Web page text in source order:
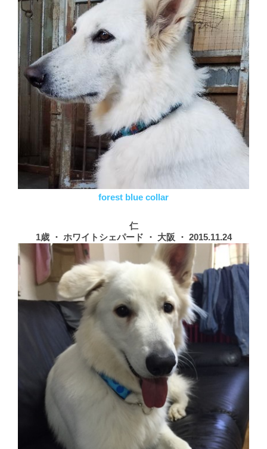
forest blue collar
仁
1歳 ・ ホワイトシェパード ・ 大阪 ・ 2015.11.24